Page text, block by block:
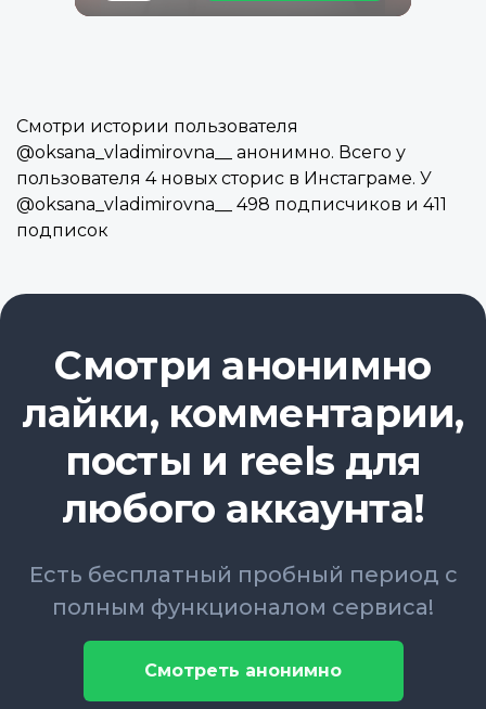
Смотри истории пользователя
@oksana_vladimirovna__ анонимно. Всего у
пользователя 4 новых сторис в Инстаграме. У
@oksana_vladimirovna__ 498 подписчиков и 411
подписок
Смотри анонимно
лайки, комментарии,
посты и reels для
любого аккаунта!
Есть бесплатный пробный период с
полным функционалом сервиса!
Смотреть анонимно